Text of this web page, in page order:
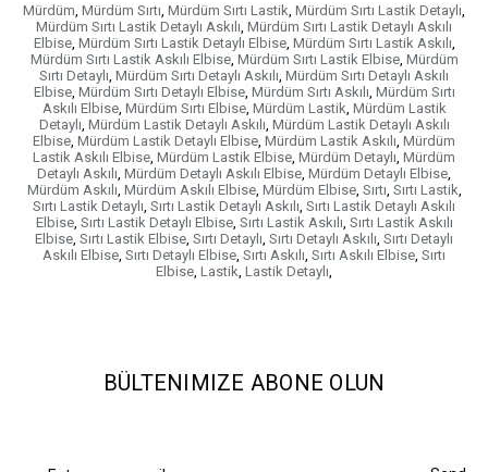
Mürdüm Mürdüm Sırtı Mürdüm Sırtı Lastik Mürdüm Sırtı Lastik Detaylı
Mürdüm Sırtı Lastik Detaylı Askılı Mürdüm Sırtı Lastik Detaylı Askılı
Elbise, Mürdüm Sırtı Lastik Detaylı Elbise, Mürdüm Sırtı Lastik Askılı
Mürdüm Sırtı Lastik Askılı Elbise, Mürdüm Sırtı Lastik Elbise, Mürdüm
Sırtı Detaylı Mürdüm Sırtı Detaylı Askılı Mürdüm Sırtı Detaylı Askılı
Elbise, Mürdüm Sırtı Detaylı Elbise, Mürdüm Sırtı Askılı Mürdüm Sırtı
Askılı Elbise, Mürdüm Sırtı Elbise, Mürdüm Lastik Mürdüm Lastik
Detaylı Mürdüm Lastik Detaylı Askılı Mürdüm Lastik Detaylı Askılı
Elbise Mürdüm Lastik Detaylı Elbise Mürdüm Lastik Askılı Mürdüm
Lastik Askılı Elbise Mürdüm Lastik Elbise Mürdüm Detaylı Mürdüm
Detaylı Askılı Mürdüm Detaylı Askılı Elbise Mürdüm Detaylı Elbise
Mürdüm Askılı Mürdüm Askılı Elbise, Mürdüm Elbise, Sırtı Sırtı Lastik
Sırtı Lastik Detaylı Sırtı Lastik Detaylı Askılı Sırtı Lastik Detaylı Askılı
Elbise, Sırtı Lastik Detaylı Elbise, Sırtı Lastik Askılı Sırtı Lastik Askılı
Elbise Sırtı Lastik Elbise Sırtı Detaylı Sırtı Detaylı Askılı Sırtı Detaylı
Askılı Elbise Sırtı Detaylı Elbise Sırtı Askılı Sırtı Askılı Elbise Sırtı
Elbise Lastik Lastik Detaylı
BÜLTENIMIZE ABONE OLUN